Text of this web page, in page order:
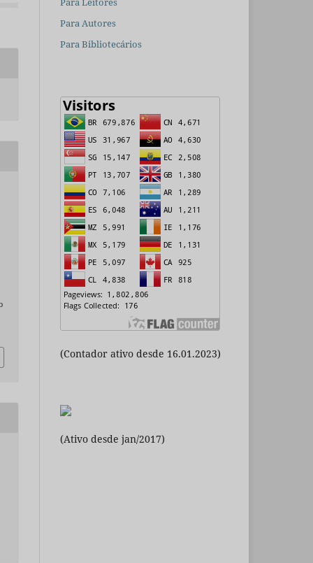
Para Autores
Para Bibliotecários
(Contador ativo desde 16.01.2023)
(Ativo desde jan/2017)